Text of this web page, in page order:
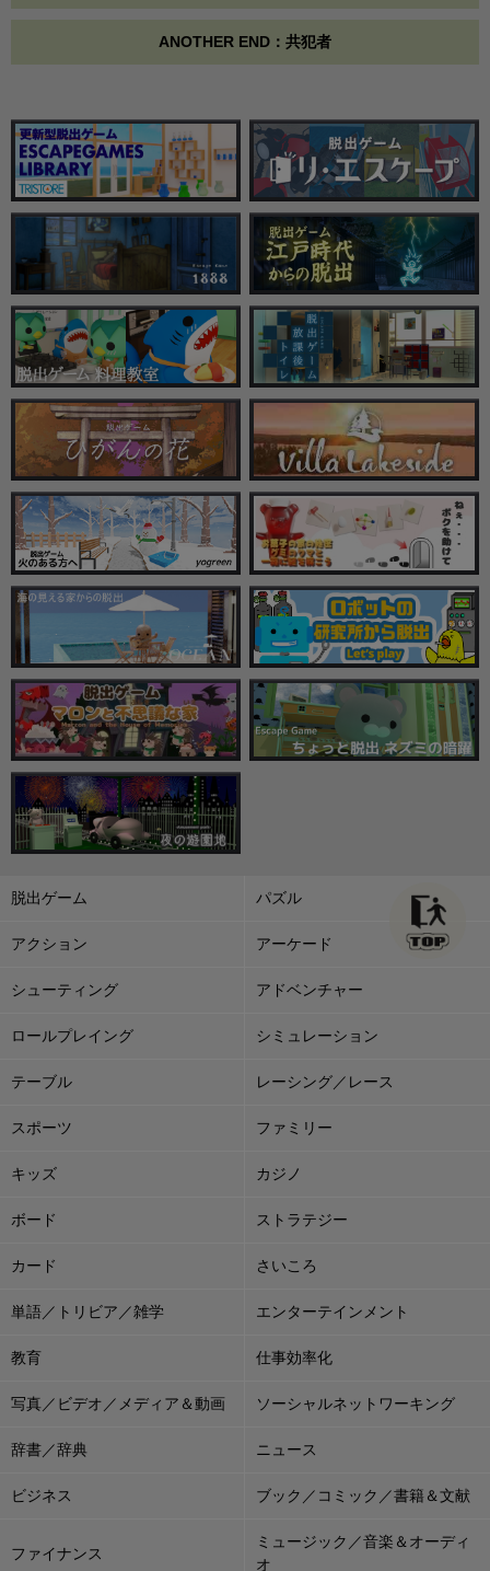
ANOTHER END：共犯者
脱出ゲーム パズル
アクション アーケード
シューティング アドベンチャー
ロールプレイング シミュレーション
テーブル レーシング／レース
スポーツ ファミリー
キッズ カジノ
ボード ストラテジー
カード さいころ
単語／トリビア／雑学 エンターテインメント
教育 仕事効率化
写真／ビデオ／メディア＆動画 ソーシャルネットワーキング
辞書／辞典 ニュース
ビジネス ブック／コミック／書籍＆文献
ファイナンス
ミュージック／音楽＆オーディ
オ